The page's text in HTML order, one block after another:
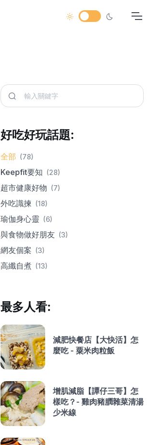
好吃好玩話題:
全部 (78)
Keepfit要知 (28)
超市健康好物 (7)
外吃識揀 (18)
瑜伽身心靈 (6)
與食物做好朋友 (3)
網友個案 (3)
高纖自煮 (13)
最多人看:
減肥快餐店【大快活】怎
麼吃 - 粟米肉粒飯
增肌減脂【譚仔三哥】怎
樣吃？- 雞肉豬膶雜菜清湯
少米線